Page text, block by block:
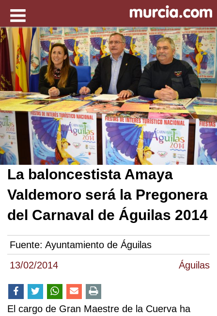
13/02/2014 Águilas
La baloncestista Amaya
Valdemoro será la Pregonera
del Carnaval de Águilas 2014
Fuente: Ayuntamiento de Águilas
El cargo de Gran Maestre de la Cuerva ha